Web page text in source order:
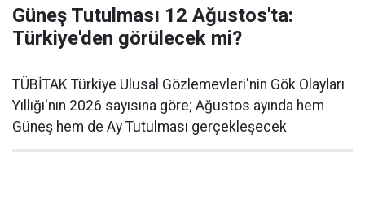
Güneş Tutulması 12 Ağustos'ta:
Türkiye'den görülecek mi?
TÜBİTAK Türkiye Ulusal Gözlemevleri'nin Gök Olayları
Yıllığı'nın 2026 sayısına göre; Ağustos ayında hem
Güneş hem de Ay Tutulması gerçekleşecek